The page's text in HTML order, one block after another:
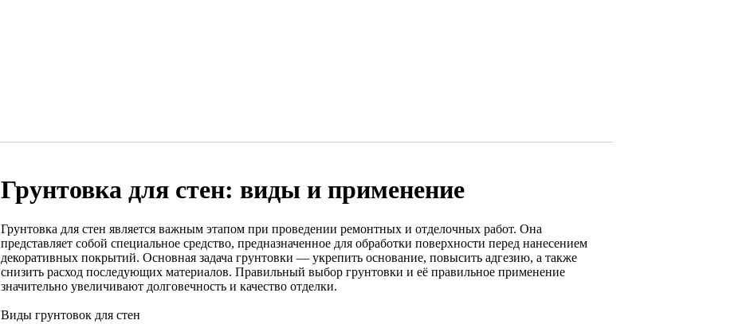
Грунтовка для стен: виды и применение
Грунтовка для стен является важным этапом при проведении ремонтных и отделочных работ. Она
представляет собой специальное средство, предназначенное для обработки поверхности перед нанесением
декоративных покрытий. Основная задача грунтовки — укрепить основание, повысить адгезию, а также
снизить расход последующих материалов. Правильный выбор грунтовки и её правильное применение
значительно увеличивают долговечность и качество отделки.
Виды грунтовок для стен